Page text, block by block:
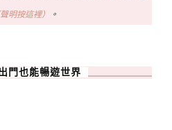
明按這裡） 。
門也能暢遊世界